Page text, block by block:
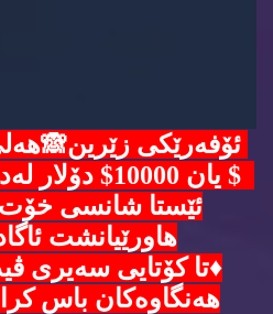
ئۆفەرێکی
5$ یان
ئێستا شانسی خۆت
هاورێیانشت
♦️تا کۆتایی سەیری